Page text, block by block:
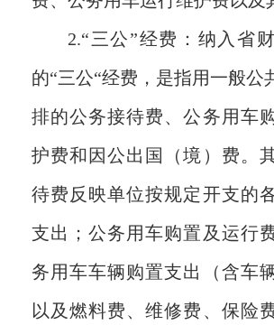
2.“三公”经费 ： 纳入省
的“三公“经费，是指用一般公
排的公务接待费、公务用车
护费和因公出国（境）费。
待费反映单位按规定开支的
支出；公务用车购置及运行
务用车车辆购置支出（含车
以及燃料费、维修费、保险